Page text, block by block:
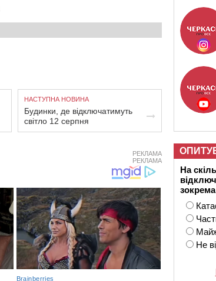
НАСТУПНА НОВИНА
Будинки, де відключатимуть
світло 12 серпня
РЕКЛАМА
РЕКЛАМА
На
Не